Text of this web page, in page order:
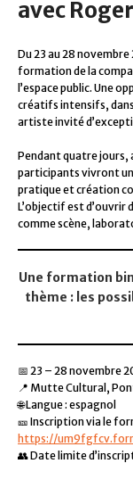
avec
Du 23 au 28
formation de la
l’espace public. Une
créatifs intensifs,
artiste invité
Pendant quatre jours,
participants vivront
pratique et création
L’objectif est d’ouvrir
comme scène,
Une formation
thème : les
📅 23 – 28 novembre
📍 Mutte Cultural,
🌐 Langue : espagnol
🎫 Inscription via le
https://
👥 Date limite